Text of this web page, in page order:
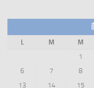
L
M M
1
6
7 8
13
14 15